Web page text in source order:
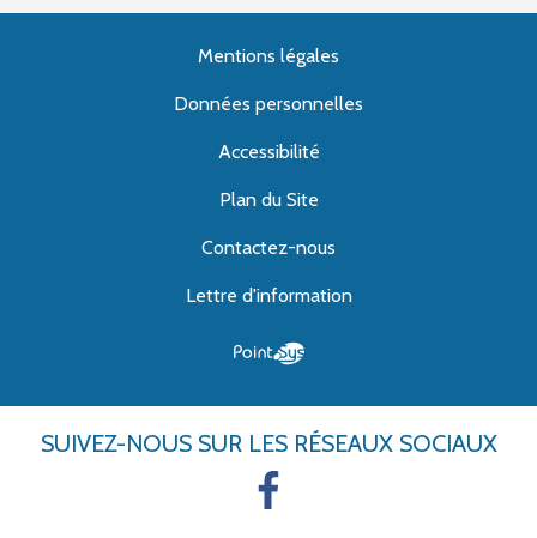
Mentions légales
Données personnelles
Accessibilité
Plan du Site
Contactez-nous
Lettre d'information
SUIVEZ-NOUS SUR LES RÉSEAUX SOCIAUX